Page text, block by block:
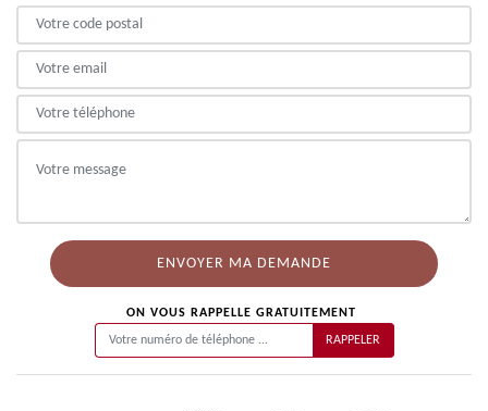
ON VOUS RAPPELLE GRATUITEMENT